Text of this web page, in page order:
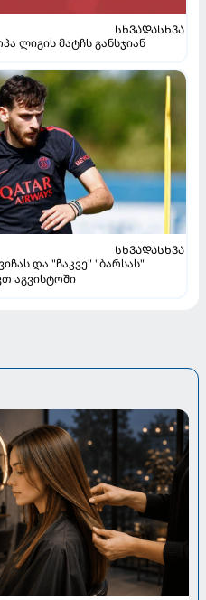
ᲡᲮᲕᲐᲓᲐᲡᲮᲕᲐ
ლიგის მატჩს განსჯიან
ᲡᲮᲕᲐᲓᲐᲡᲮᲕᲐ
"ბარსას"
აგვისტოში